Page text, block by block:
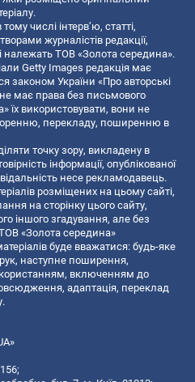
числі інтерв’ю, статті,
журналістів редакції,
належать ТОВ «Золота середина».
Getty Images редакція має
законом України «Про авторські
не має права без письмового
їх використовувати, вони не
перекладу, поширенню в
точку зору, викладену в
інформації, опублікованої
несе рекламодавець.
розміщених на цьому сайті,
на сторінку цього сайту,
іншого згадування, але без
«Золота середина»
буде вважатися: будь-яке
наступне поширення,
включенням до
адаптація, переклад